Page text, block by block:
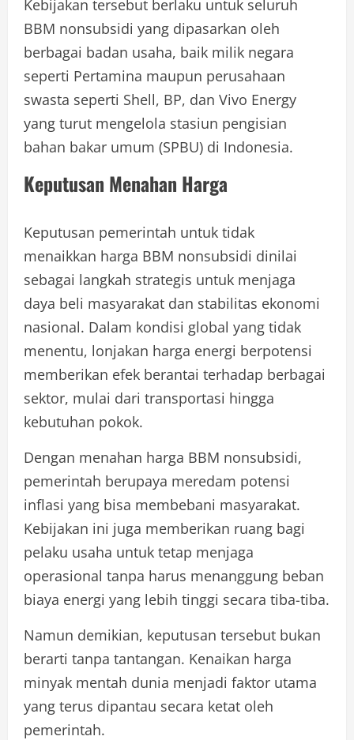
Kebijakan tersebut berlaku untuk seluruh
BBM nonsubsidi yang dipasarkan oleh
berbagai badan usaha, baik milik negara
seperti Pertamina maupun perusahaan
swasta seperti Shell, BP, dan Vivo Energy
yang turut mengelola stasiun pengisian
bahan bakar umum (SPBU) di Indonesia.
Keputusan Menahan Harga
Keputusan pemerintah untuk tidak
menaikkan harga BBM nonsubsidi dinilai
sebagai langkah strategis untuk menjaga
daya beli masyarakat dan stabilitas ekonomi
nasional. Dalam kondisi global yang tidak
menentu, lonjakan harga energi berpotensi
memberikan efek berantai terhadap berbagai
sektor, mulai dari transportasi hingga
kebutuhan pokok.
Dengan menahan harga BBM nonsubsidi,
pemerintah berupaya meredam potensi
inflasi yang bisa membebani masyarakat.
Kebijakan ini juga memberikan ruang bagi
pelaku usaha untuk tetap menjaga
operasional tanpa harus menanggung beban
biaya energi yang lebih tinggi secara tiba-tiba.
Namun demikian, keputusan tersebut bukan
berarti tanpa tantangan. Kenaikan harga
minyak mentah dunia menjadi faktor utama
yang terus dipantau secara ketat oleh
pemerintah.